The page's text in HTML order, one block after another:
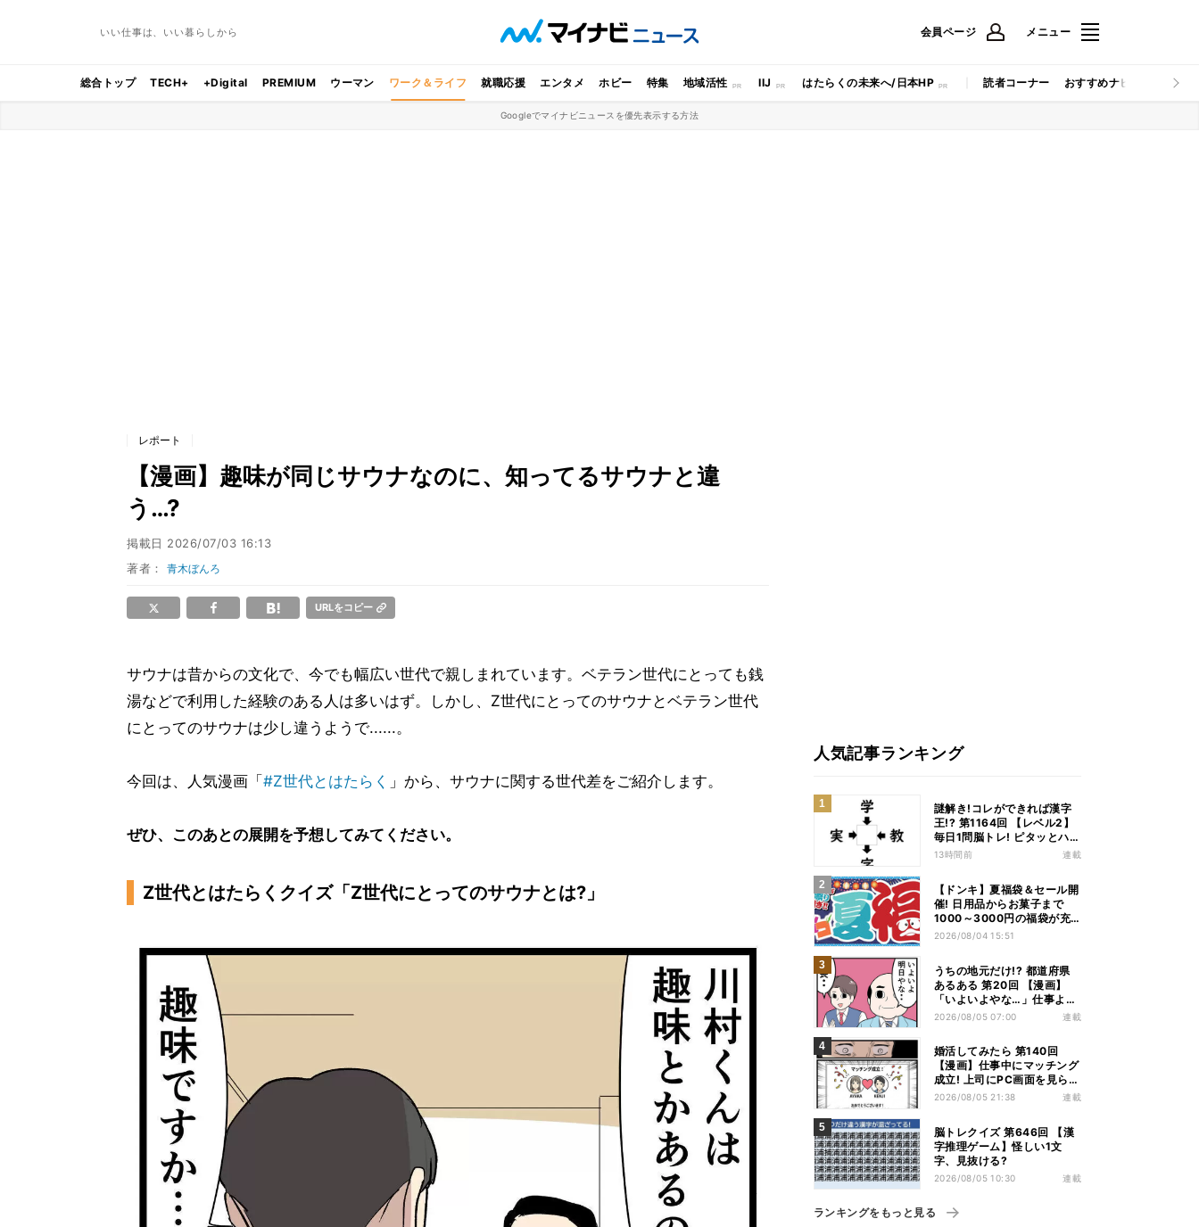
いい仕事は、いい暮らしから 会員ページ メニュー
総合トップ TECH+ +Digital PREMIUM ウーマン ワーク＆ライフ 就職応援 エンタメ ホビー 特集 地域活性 IIJ はたらくの未来へ/日本HP 読者コーナー おすすめナビ マイナビ
Googleでマイナビニュースを優先表示する方法
レポート
【漫画】趣味が同じサウナなのに、知ってるサウナと違
う…?
掲載日 2026/07/03 16:13
著者：青木ぼんろ
URLをコピー
サウナは昔からの文化で、今でも幅広い世代で親しまれています。ベテラン世代にとっても銭
湯などで利用した経験のある人は多いはず。しかし、Z世代にとってのサウナとベテラン世代
にとってのサウナは少し違うようで......。
今回は、人気漫画「 #Z世代とはたらく 」から、サウナに関する世代差をご紹介します。
ぜひ、このあとの展開を予想してみてください。
Z世代とはたらくクイズ「Z世代にとってのサウナとは?」
人気記事ランキング
謎解き!コレができれば漢字
王!? 第1164回 【レベル2】
毎日1問脳トレ! ピタッとハマ
る漢字はどれだ?
13時間前 連載
【ドンキ】夏福袋＆セール開
催! 日用品からお菓子まで
1000～3000円の福袋が充
実、家電やアパレルなど人気
2026/08/04 15:51
うちの地元だけ!? 都道府県
あるある 第20回 【漫画】
「いよいよやな…」仕事より
優先は当然!? 兵庫県民の“祭
2026/08/05 07:00 連載
婚活してみたら 第140回
【漫画】仕事中にマッチング
成立! 上司にPC画面を見られ
た結果…
2026/08/05 21:38 連載
脳トレクイズ 第646回 【漢
字推理ゲーム】怪しい1文
字、見抜ける?
2026/08/05 10:30 連載
ランキングをもっと見る